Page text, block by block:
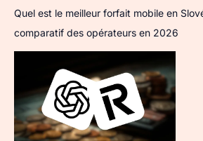
Quel est le meilleur forfait mobile en
comparatif des opérateurs en 2026